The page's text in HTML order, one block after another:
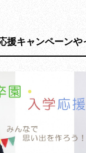
援キャンペーン